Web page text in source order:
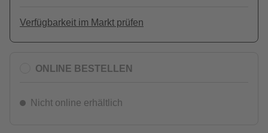
Verfügbarkeit im Markt prüfen
ONLINE BESTELLEN
Nicht online erhältlich